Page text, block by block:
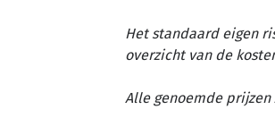
Het standaard eigen
overzicht van de
Alle genoemde prijzen